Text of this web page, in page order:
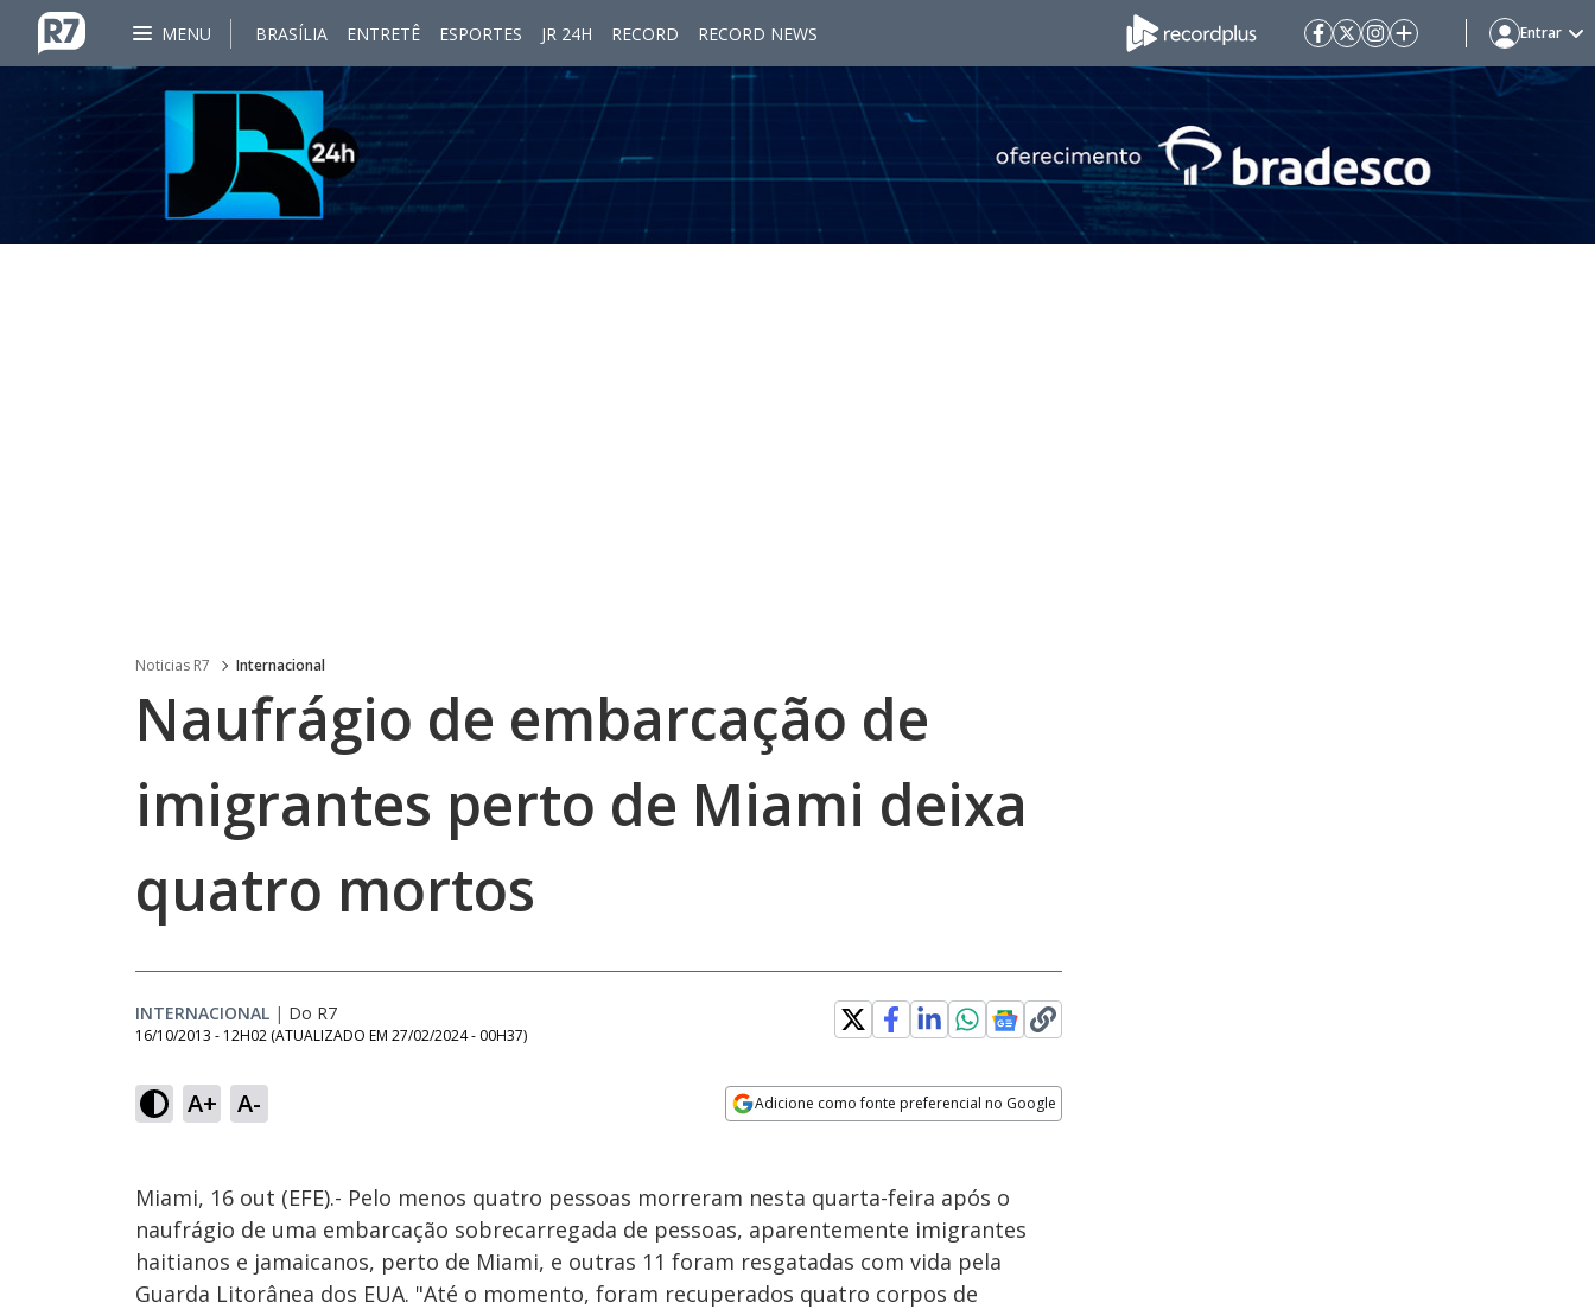
MENU BRASÍLIA ENTRETÊ ESPORTES JR 24H RECORD RECORD NEWS Entrar
Noticias R7 Internacional
Naufrágio de embarcação de
imigrantes perto de Miami deixa
quatro mortos
INTERNACIONAL | Do R7
16/10/2013 - 12H02 (ATUALIZADO EM 27/02/2024 - 00H37)
A+ A- Adicione como fonte preferencial no Google
Miami, 16 out (EFE).- Pelo menos quatro pessoas morreram nesta quarta-feira após o
naufrágio de uma embarcação sobrecarregada de pessoas, aparentemente imigrantes
haitianos e jamaicanos, perto de Miami, e outras 11 foram resgatadas com vida pela
Guarda Litorânea dos EUA. "Até o momento, foram recuperados quatro corpos de